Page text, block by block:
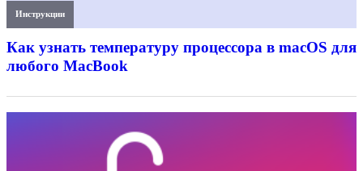
Инструкции
Как узнать температуру процессора в macOS для
любого MacBook